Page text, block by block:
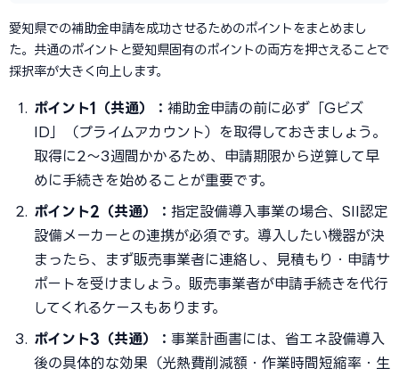
愛知県での補助金申請を成功させるためのポイントをまとめまし
た。共通のポイントと愛知県固有のポイントの両方を押さえることで
採択率が大きく向上します。
ポイント1（共通）： 補助金申請の前に必ず「Gビズ
ID」（プライムアカウント）を取得しておきましょう。
取得に2〜3週間かかるため、申請期限から逆算して早
めに手続きを始めることが重要です。
ポイント2（共通）： 指定設備導入事業の場合、SII認定
設備メーカーとの連携が必須です。導入したい機器が決
まったら、まず販売事業者に連絡し、見積もり・申請サ
ポートを受けましょう。販売事業者が申請手続きを代行
してくれるケースもあります。
ポイント3（共通）： 事業計画書には、省エネ設備導入
後の具体的な効果（光熱費削減額・作業時間短縮率・生